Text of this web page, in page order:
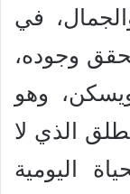
في
وجوده،
وهو
الذي لا
اليومية